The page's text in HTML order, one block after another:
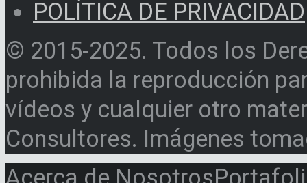
POLÍTICA DE PRIVACIDAD
© 2015-2025. Todos los
prohibida la reproducción
vídeos y cualquier otro
Consultores. Imágenes